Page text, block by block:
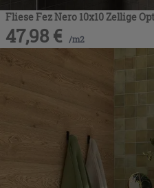
Fliese Fez Nero 10x10 Zellige
47,98 € /m2